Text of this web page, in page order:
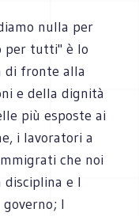
nulla per
tutti" è lo
di fronte alla
e della dignità
più esposte ai
i lavoratori a
che noi
disciplina e l
l